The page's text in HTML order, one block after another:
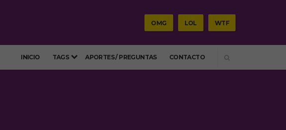
OMG LOL WTF
INICIO
TAGS APORTES / PREGUNTAS CONTACTO